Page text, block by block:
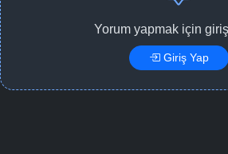
Yorum yapmak için
Giriş Yap